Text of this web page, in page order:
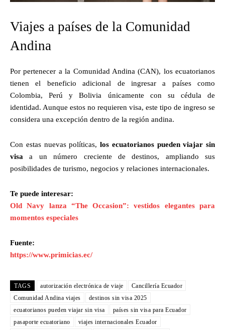
Viajes a países de la Comunidad
Andina
Por pertenecer a la Comunidad Andina (CAN), los ecuatorianos
tienen el beneficio adicional de ingresar a países como
Colombia, Perú y Bolivia únicamente con su cédula de
identidad. Aunque estos no requieren visa, este tipo de ingreso se
considera una excepción dentro de la región andina.
Con estas nuevas políticas, los ecuatorianos pueden viajar sin
visa a un número creciente de destinos, ampliando sus
posibilidades de turismo, negocios y relaciones internacionales.
Te puede interesar:
Old Navy lanza “The Occasion”: vestidos elegantes para
momentos especiales
Fuente:
https://www.primicias.ec/
TAGS autorización electrónica de viaje
Cancillería Ecuador
Comunidad Andina viajes
destinos sin visa 2025
ecuatorianos pueden viajar sin visa
países sin visa para Ecuador
pasaporte ecuatoriano
viajes internacionales Ecuador